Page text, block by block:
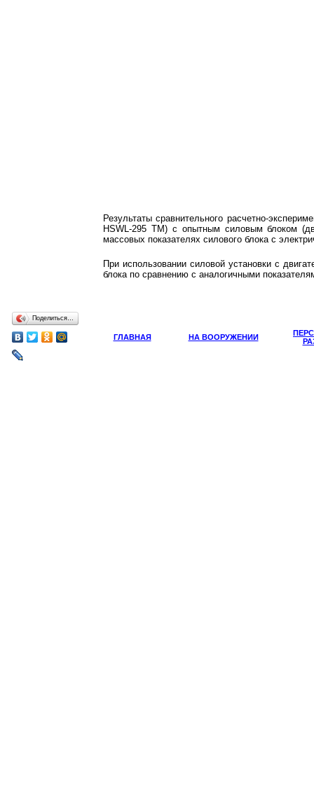
Результаты сравнительного расчетно-
HSWL -295 TM) с опытным силовым блоком
массовых показателях силового блока с
При использовании силовой установки с
блока по сравнению с аналогичными
Поделиться…
ГЛАВНАЯ НА ВООРУЖЕНИИ